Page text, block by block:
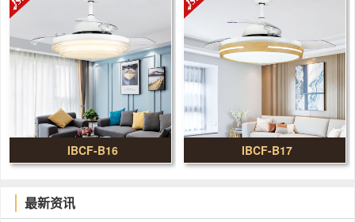
IBCF-B16 IBCF-B17
最新资讯